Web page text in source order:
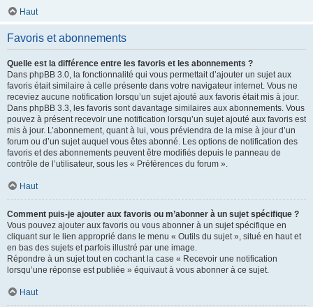
Haut
Favoris et abonnements
Quelle est la différence entre les favoris et les abonnements ?
Dans phpBB 3.0, la fonctionnalité qui vous permettait d’ajouter un sujet aux
favoris était similaire à celle présente dans votre navigateur internet. Vous ne
receviez aucune notification lorsqu’un sujet ajouté aux favoris était mis à jour.
Dans phpBB 3.3, les favoris sont davantage similaires aux abonnements. Vous
pouvez à présent recevoir une notification lorsqu’un sujet ajouté aux favoris est
mis à jour. L’abonnement, quant à lui, vous préviendra de la mise à jour d’un
forum ou d’un sujet auquel vous êtes abonné. Les options de notification des
favoris et des abonnements peuvent être modifiés depuis le panneau de
contrôle de l’utilisateur, sous les « Préférences du forum ».
Haut
Comment puis-je ajouter aux favoris ou m’abonner à un sujet spécifique ?
Vous pouvez ajouter aux favoris ou vous abonner à un sujet spécifique en
cliquant sur le lien approprié dans le menu « Outils du sujet », situé en haut et
en bas des sujets et parfois illustré par une image.
Répondre à un sujet tout en cochant la case « Recevoir une notification
lorsqu’une réponse est publiée » équivaut à vous abonner à ce sujet.
Haut